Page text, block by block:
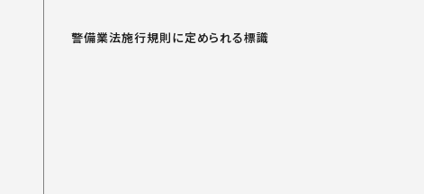
警備業法施行規則に定められる標識